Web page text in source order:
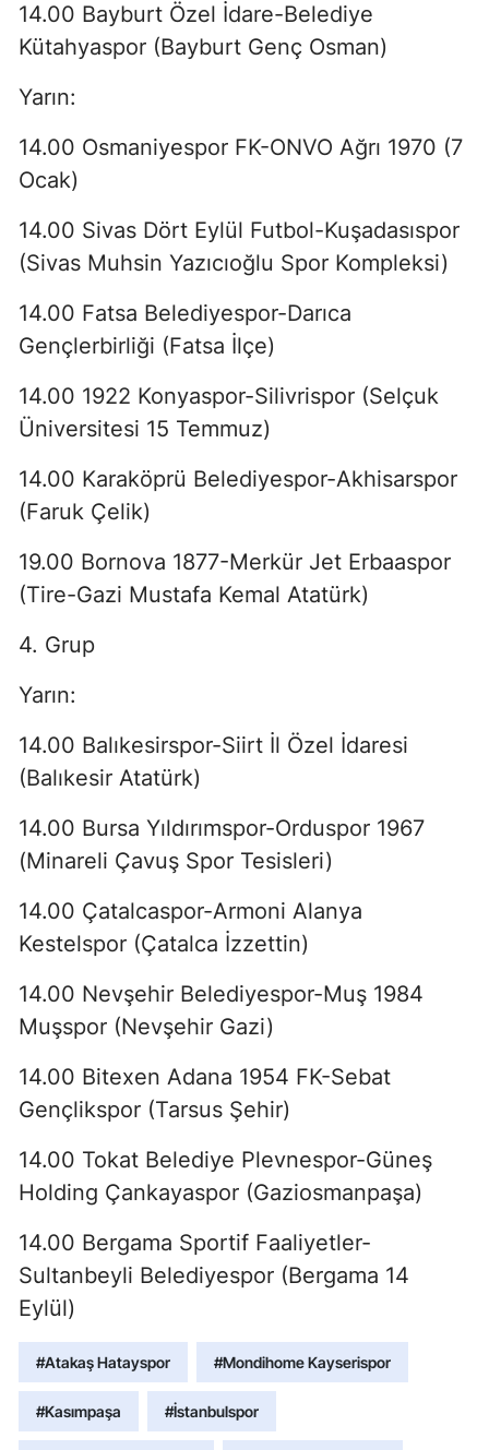
14.00 Bayburt Özel İdare-Belediye
Kütahyaspor (Bayburt Genç Osman)
Yarın:
14.00 Osmaniyespor FK-ONVO Ağrı 1970 (7
Ocak)
14.00 Sivas Dört Eylül Futbol-Kuşadasıspor
(Sivas Muhsin Yazıcıoğlu Spor Kompleksi)
14.00 Fatsa Belediyespor-Darıca
Gençlerbirliği (Fatsa İlçe)
14.00 1922 Konyaspor-Silivrispor (Selçuk
Üniversitesi 15 Temmuz)
14.00 Karaköprü Belediyespor-Akhisarspor
(Faruk Çelik)
19.00 Bornova 1877-Merkür Jet Erbaaspor
(Tire-Gazi Mustafa Kemal Atatürk)
4. Grup
Yarın:
14.00 Balıkesirspor-Siirt İl Özel İdaresi
(Balıkesir Atatürk)
14.00 Bursa Yıldırımspor-Orduspor 1967
(Minareli Çavuş Spor Tesisleri)
14.00 Çatalcaspor-Armoni Alanya
Kestelspor (Çatalca İzzettin)
14.00 Nevşehir Belediyespor-Muş 1984
Muşspor (Nevşehir Gazi)
14.00 Bitexen Adana 1954 FK-Sebat
Gençlikspor (Tarsus Şehir)
14.00 Tokat Belediye Plevnespor-Güneş
Holding Çankayaspor (Gaziosmanpaşa)
14.00 Bergama Sportif Faaliyetler-
Sultanbeyli Belediyespor (Bergama 14
Eylül)
#Atakaş Hatayspor #Mondihome Kayserispor
#Kasımpaşa #İstanbulspor